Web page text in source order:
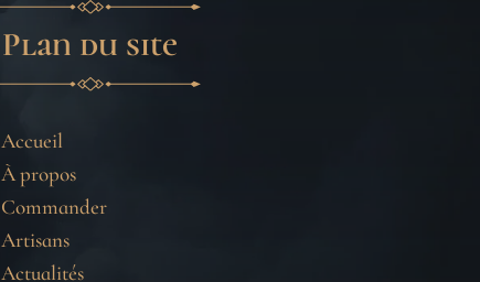
Plan du site
Accueil
À propos
Commander
Artisans
Actualités